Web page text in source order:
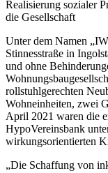
Realisierung sozialer
die Gesellschaft
Unter dem Namen
Stinnesstraße in
und ohne
rollstuhlgerechten
Wohneinheiten, zwei
April 2021 waren die
HypoVereinsbank
wirkungsorientierten
„Die Schaffung von